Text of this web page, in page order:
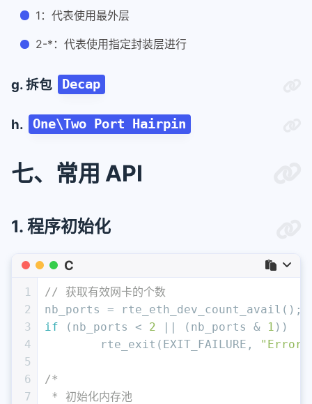
1：代表使用最外层
2-*：代表使用指定封装层进行
g. 拆包 Decap
h. One\Two Port Hairpin
七、常用 API
1. 程序初始化
C
1
2
3
4
5
6
7
// 获取有效网卡的个数
nb_ports = rte_eth_dev_count_avail();
if (nb_ports < 2 || (nb_ports & 1 ))
	rte_exit(EXIT_FAILURE,
"Error:
/*
* 初始化内存池